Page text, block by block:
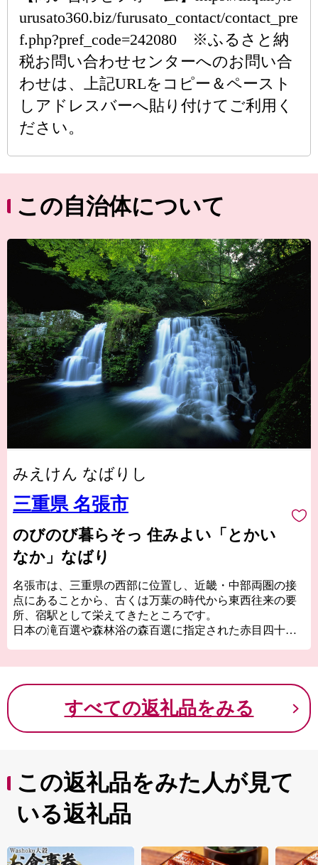
urusato360.biz/furusato_contact/contact_pre
f.php?pref_code=242080 ※ふるさと納
税お問い合わせセンターへのお問い合
わせは、上記URLをコピー＆ペースト
しアドレスバーへ貼り付けてご利用く
ださい。
この自治体について
みえけん なばりし
三重県 名張市
のびのび暮らそっ 住みよい「とかい
なか」なばり
名張市は、三重県の西部に位置し、近畿・中部両圏の接
点にあることから、古くは万葉の時代から東西往来の要
所、宿駅として栄えてきたところです。
日本の滝百選や森林浴の森百選に指定された赤目四十八
んネコちゃんのペット用品も充実しております。頑張る
「ふるさと名張」への応援、よろしくお願いいたしま
すべての返礼品をみる
この返礼品をみた人が見て
いる返礼品